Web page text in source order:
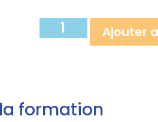
Ajouter
formation